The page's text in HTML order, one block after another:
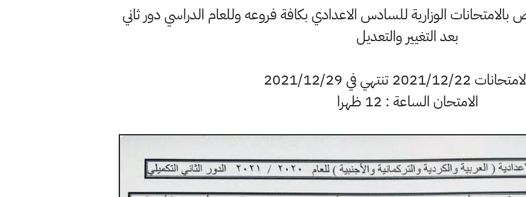
بالامتحانات الوزارية للسادس الاعدادي بكافة فروعه وللعام الدراسي دور ثاني
بعد التغيير والتعديل
12/22 تنتهي في 2021/12/29
الامتحان الساعة : 12 ظهرا